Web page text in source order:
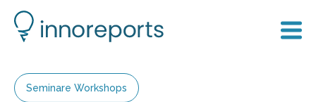
Seminare Workshops